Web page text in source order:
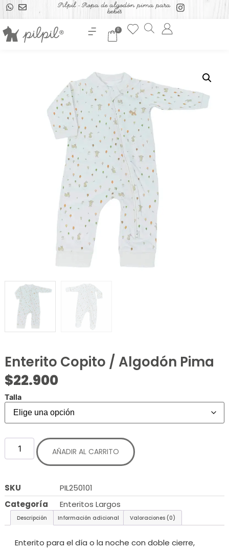
Pilpil - Ropa de algodón pima para
bebés
0
Enterito Copito / Algodón Pima
$22.900
Talla
AÑADIR AL CARRITO
SKU
PIL250101
Categoría
Enteritos Largos
Descripción Información adicional Valoraciones (0)
Enterito para el día o la noche con doble cierre,